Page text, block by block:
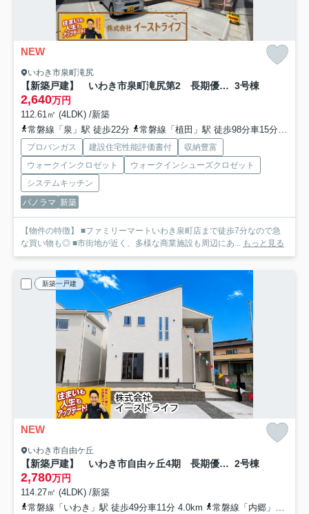
NEW
いわき市泉町滝尻
【新築戸建】 いわき市泉町滝尻第2 長期優良住宅 全8棟 3号棟
2,640万円
112.61㎡ (4LDK) /新築
常磐線「泉」駅 徒歩22分
常磐線「植田」駅 徒歩98分車15分 9.9km
プロパンガス 建設住宅性能評価書付
収納豊富
ウォークインクロゼット
ウォークインシューズクロゼット
システムキッチン
パノラマ 新築
【物件の特徴】 ■ファミリーマートいわき泉町店まで徒歩7分なので急
な買い物も◎ ■市街地が近く、多様な商業施設も周辺にあ... もっと見る
新築一戸建
NEW
いわき市自由ケ丘
【新築戸建】 いわき市自由ヶ丘4期 長期優良住宅 全2棟 2号棟
2,780万円
114.27㎡ (4LDK) /新築
常磐線「いわき」駅 徒歩49分車11分 4.0km
常磐線「内郷」駅 徒歩63分車13分 5.7km